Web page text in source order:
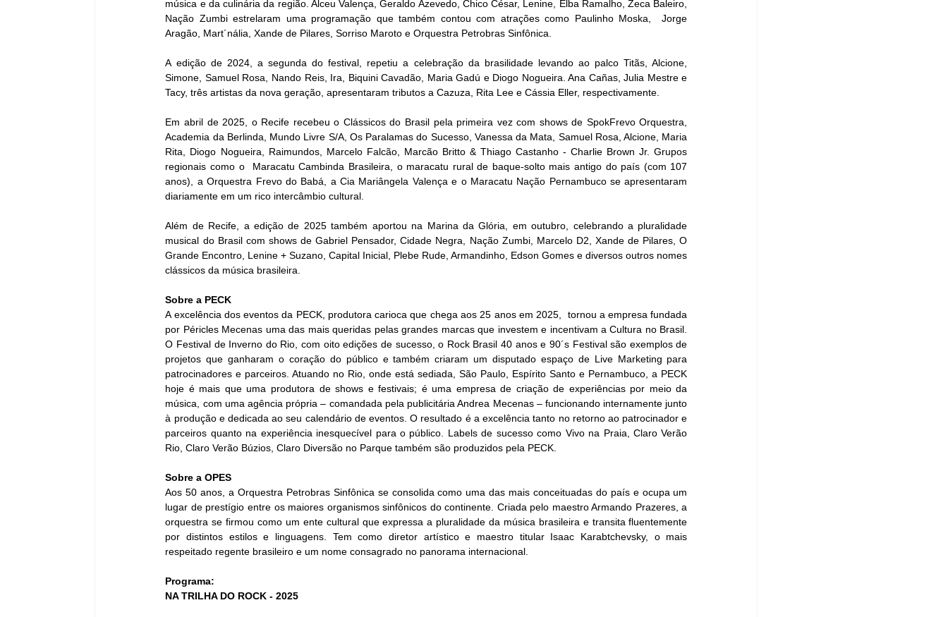
música e da culinária da região. Alceu Valença, Geraldo Azevedo, Chico César, Lenine, Elba Ramalho, Zeca Baleiro,
Nação Zumbi estrelaram uma programação que também contou com atrações como Paulinho Moska,  Jorge
Aragão, Mart´nália, Xande de Pilares, Sorriso Maroto e Orquestra Petrobras Sinfônica.
A edição de 2024, a segunda do festival, repetiu a celebração da brasilidade levando ao palco Titãs, Alcione,
Simone, Samuel Rosa, Nando Reis, Ira, Biquini Cavadão, Maria Gadú e Diogo Nogueira. Ana Cañas, Julia Mestre e
Tacy, três artistas da nova geração, apresentaram tributos a Cazuza, Rita Lee e Cássia Eller, respectivamente.
Em abril de 2025, o Recife recebeu o Clássicos do Brasil pela primeira vez com shows de SpokFrevo Orquestra,
Academia da Berlinda, Mundo Livre S/A, Os Paralamas do Sucesso, Vanessa da Mata, Samuel Rosa, Alcione, Maria
Rita, Diogo Nogueira, Raimundos, Marcelo Falcão, Marcão Britto & Thiago Castanho - Charlie Brown Jr. Grupos
regionais como o  Maracatu Cambinda Brasileira, o maracatu rural de baque-solto mais antigo do país (com 107
anos), a Orquestra Frevo do Babá, a Cia Mariângela Valença e o Maracatu Nação Pernambuco se apresentaram
diariamente em um rico intercâmbio cultural.
Além de Recife, a edição de 2025 também aportou na Marina da Glória, em outubro, celebrando a pluralidade
musical do Brasil com shows de Gabriel Pensador, Cidade Negra, Nação Zumbi, Marcelo D2, Xande de Pilares, O
Grande Encontro, Lenine + Suzano, Capital Inicial, Plebe Rude, Armandinho, Edson Gomes e diversos outros nomes
clássicos da música brasileira.
Sobre a PECK
A excelência dos eventos da PECK, produtora carioca que chega aos 25 anos em 2025,  tornou a empresa fundada
por Péricles Mecenas uma das mais queridas pelas grandes marcas que investem e incentivam a Cultura no Brasil.
O Festival de Inverno do Rio, com oito edições de sucesso, o Rock Brasil 40 anos e 90´s Festival são exemplos de
projetos que ganharam o coração do público e também criaram um disputado espaço de Live Marketing para
patrocinadores e parceiros. Atuando no Rio, onde está sediada, São Paulo, Espírito Santo e Pernambuco, a PECK
hoje é mais que uma produtora de shows e festivais; é uma empresa de criação de experiências por meio da
música, com uma agência própria – comandada pela publicitária Andrea Mecenas – funcionando internamente junto
à produção e dedicada ao seu calendário de eventos. O resultado é a excelência tanto no retorno ao patrocinador e
parceiros quanto na experiência inesquecível para o público. Labels de sucesso como Vivo na Praia, Claro Verão
Rio, Claro Verão Búzios, Claro Diversão no Parque também são produzidos pela PECK.
Sobre a OPES
Aos 50 anos, a Orquestra Petrobras Sinfônica se consolida como uma das mais conceituadas do país e ocupa um
lugar de prestígio entre os maiores organismos sinfônicos do continente. Criada pelo maestro Armando Prazeres, a
orquestra se firmou como um ente cultural que expressa a pluralidade da música brasileira e transita fluentemente
por distintos estilos e linguagens. Tem como diretor artístico e maestro titular Isaac Karabtchevsky, o mais
respeitado regente brasileiro e um nome consagrado no panorama internacional.
Programa:
NA TRILHA DO ROCK - 2025